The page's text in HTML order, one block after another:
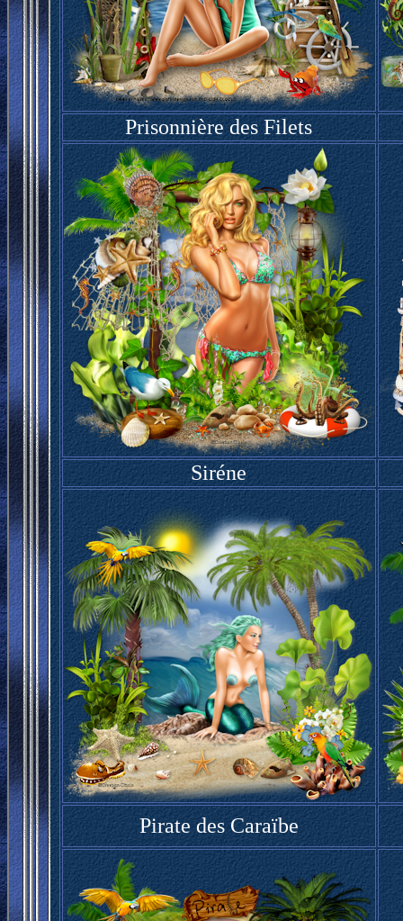
Prisonnière des Filets
Siréne
Pirate des Caraïbe